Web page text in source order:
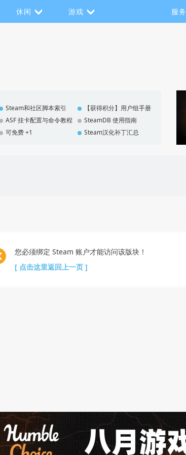
休闲 游戏 服务
Steam和社区脚本索引
【获得积分】用户组手册
ASF 挂卡配置与命令教程
SteamDB 使用指南
可免费 +1 Steam汉化补丁汇总
您必须绑定 Steam 账户才能访问该版块！
[ 点击这里返回上一页 ]